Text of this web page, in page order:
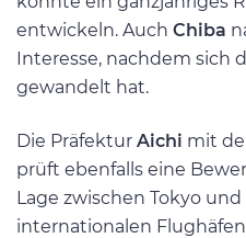
entwickeln. Auch Chiba
Interesse, nachdem sich
gewandelt hat.
Die Präfektur Aichi mit
prüft ebenfalls eine
Lage zwischen Tokyo
internationalen